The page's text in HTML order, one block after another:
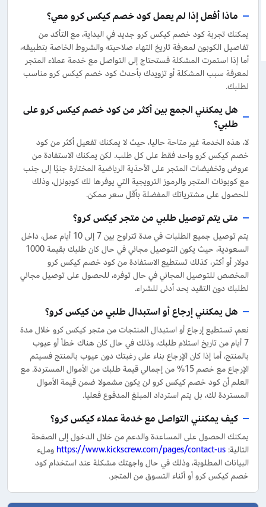
ماذا أفعل إذا لم يعمل كود خصم كيكس كرو معي؟
يمكنك تجربة كود خصم كيكس كرو جديد في البداية، مع التأكد من
تفاصيل الكوبون لمعرفة تاريخ انتهاء صلاحيته والشروط الخاصة بتطبيقه،
أما إذا استمرت المشكلة فستحتاج إلى التواصل مع خدمة عملاء المتجر
لمعرفة سبب المشكلة أو تزويدك بأحدث كود خصم كيكس كرو مناسب
لطلبك.
هل يمكنني الجمع بين أكثر من كود خصم كيكس كرو على
طلبي؟
لا، هذه الخدمة غير متاحة حاليا، حيث لا يمكنك تفعيل أكثر من كود
خصم كيكس كرو واحد فقط على كل طلب. لكن يمكنك الاستفادة من
عروض وتخفيضات المتجر على الأحذية الرياضية المختارة جنبًا إلى جنب
مع كوبونات المتجر والرموز الترويجية التي يوفرها لك كوبونزل، وذلك
للحصول على مشترياتك المفضلة بأقل سعر ممكن.
متى يتم توصيل طلبي من متجر كيكس كرو؟
يتم توصيل جميع الطلبات في مدة تتراوح بين 7 إلى 10 أيام عمل، داخل
السعودية، حيث يكون التوصيل مجاني في حال كان طلبك بقيمة 1000
دولار أو أكثر، كذلك تستطيع الاستفادة من كود خصم كيكس كرو
المخصص للتوصيل المجاني في حال توفره، للحصول على توصيل مجاني
لطلبك دون التقيد بحد أدنى للشراء.
هل يمكنني إرجاع أو استبدال طلبي من كيكس كرو؟
نعم، تستطيع إرجاع أو استبدال المنتجات من متجر كيكس كرو خلال مدة
7 أيام من تاريخ استلام طلبك، وذلك في حال كان هناك خطأ أو عيوب
بالمنتج، أما إذا كان الإرجاع بناء على رغبتك دون عيوب بالمنتج فسيتم
الإرجاع مع خصم 15% من إجمالي قيمة طلبك من الأموال المستردة. مع
العلم أن كود خصم كيكس كرو لن يكون مشمولا ضمن قيمة الأموال
المستردة لك، بل يتم استرداد المبلغ المدفوع فعليا.
كيف يمكنني التواصل مع خدمة عملاء كيكس كرو؟
يمكنك الحصول على المساعدة والدعم من خلال الدخول إلى الصفحة
التالية: https://www.kickscrew.com/pages/contact-us وملء
البيانات المطلوبة، وذلك في حال واجهتك مشكلة عند استخدام كود
خصم كيكس كرو أو أثناء التسوق من المتجر.